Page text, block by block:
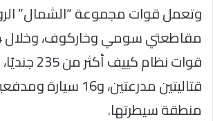
وتعمل قوات مجموعة “الشمال”
قوات نظام كييف
قتاليتين مدرعتين، و16
منطقة سيطرتها.